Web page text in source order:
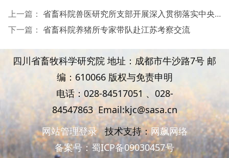
上一篇： 省畜科院兽医研究所支部开展深入贯彻落实中央八项规定精神学习教育专题党课
下一篇： 省畜科院养猪所专家带队赴江苏考察交流
四川省畜牧科学研究院 地址：成都市牛沙路7号 邮
编：610066 版权与免责申明
电话：028-84517051 、 028-
84547863 Email:kjc@sasa.cn
网站管理登录技术支持：网飙网络
备案号：蜀ICP备09030457号